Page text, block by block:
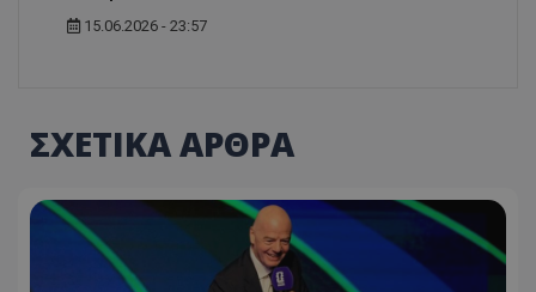
15.06.2026 - 23:57
ΣΧΕΤΙΚΑ ΑΡΘΡΑ